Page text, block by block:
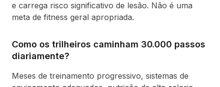
e carrega risco significativo de lesão. Não é uma
meta de fitness geral apropriada.
Como os trilheiros caminham 30.000 passos
diariamente?
Meses de treinamento progressivo, sistemas de